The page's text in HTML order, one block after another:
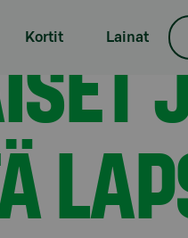
Kortit Lainat
lapsille ja nuorille